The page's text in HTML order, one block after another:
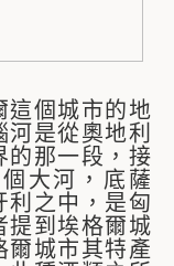
這個城市的地
是從奧地利
的那一段，接
大河，底薩
利之中，是匈
提到埃格爾城
爾城市其特產